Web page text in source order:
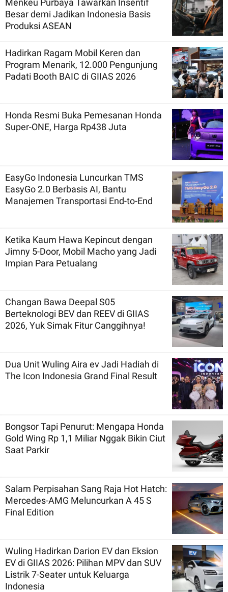
Besar demi Jadikan Indonesia Basis
Produksi ASEAN
Hadirkan Ragam Mobil Keren dan
Program Menarik, 12.000 Pengunjung
Padati Booth BAIC di GIIAS 2026
Honda Resmi Buka Pemesanan Honda
Super-ONE, Harga Rp438 Juta
EasyGo Indonesia Luncurkan TMS
EasyGo 2.0 Berbasis AI, Bantu
Manajemen Transportasi End-to-End
Ketika Kaum Hawa Kepincut dengan
Jimny 5-Door, Mobil Macho yang Jadi
Impian Para Petualang
Changan Bawa Deepal S05
Berteknologi BEV dan REEV di GIIAS
2026, Yuk Simak Fitur Canggihnya!
Dua Unit Wuling Aira ev Jadi Hadiah di
The Icon Indonesia Grand Final Result
Bongsor Tapi Penurut: Mengapa Honda
Gold Wing Rp 1,1 Miliar Nggak Bikin Ciut
Saat Parkir
Salam Perpisahan Sang Raja Hot Hatch:
Mercedes-AMG Meluncurkan A 45 S
Final Edition
Wuling Hadirkan Darion EV dan Eksion
EV di GIIAS 2026: Pilihan MPV dan SUV
Listrik 7-Seater untuk Keluarga
Indonesia